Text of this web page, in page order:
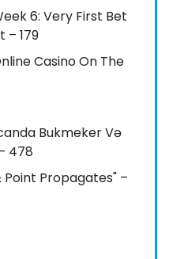
6: Very First Bet
179
Casino On The
Bukmeker Və
478
Point Propagates" –